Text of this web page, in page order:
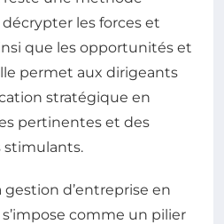
les forces et
que les opportunités et
permet aux dirigeants
stratégique en
pertinentes et des
stimulants.
d’entreprise en
s’impose comme un pilier